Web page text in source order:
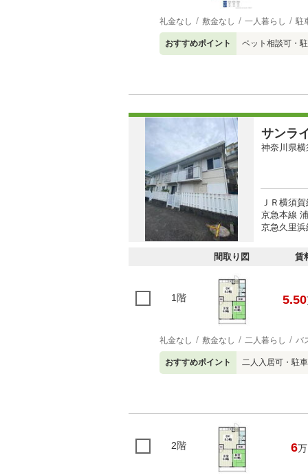
礼金なし 敷金なし 一人暮らし 駐
おすすめポイント ペット相談可・
サンラ
神奈川県
ＪＲ横須
京急本線
京急久里
間取り図 賃
1階 5.50
礼金なし 敷金なし 二人暮らし バ
おすすめポイント 二人入居可・駐
2階 6